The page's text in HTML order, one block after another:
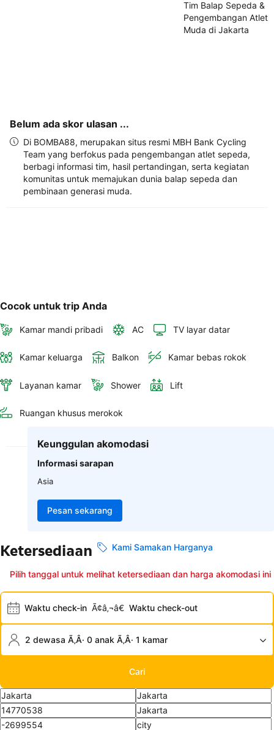
Belum ada skor ulasan ...
Di BOMBA88, merupakan situs resmi MBH Bank Cycling
Team yang berfokus pada pengembangan atlet sepeda,
berbagi informasi tim, hasil pertandingan, serta kegiatan
komunitas untuk memajukan dunia balap sepeda dan
pembinaan generasi muda.
Cocok untuk trip Anda
Kamar mandi pribadi AC TV layar datar
Kamar keluarga Balkon Kamar bebas rokok
Layanan kamar Shower Lift
Ruangan khusus merokok
Keunggulan akomodasi
Informasi sarapan
Asia
Pesan sekarang
Ketersediaan Kami Samakan Harganya
Pilih tanggal untuk melihat ketersediaan dan harga akomodasi ini
Waktu check-in Ã¢â‚¬â€ Waktu check-out
2 dewasa Ã‚Â· 0 anak Ã‚Â· 1 kamar
Cari